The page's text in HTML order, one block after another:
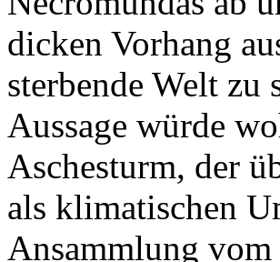
dicken Vorhang
sterbende Welt zu
Aussage würde
Aschesturm, der
als klimatischen
Ansammlung